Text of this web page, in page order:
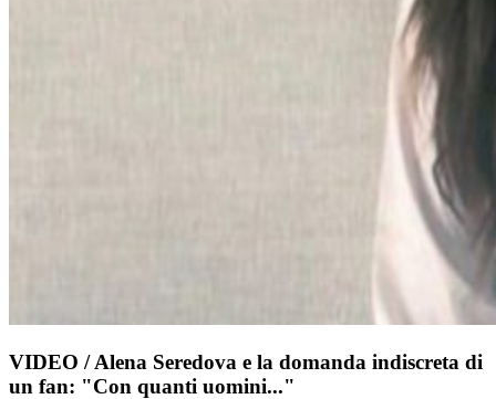
VIDEO / Alena Seredova e la domanda indiscreta di
un fan: "Con quanti uomini..."